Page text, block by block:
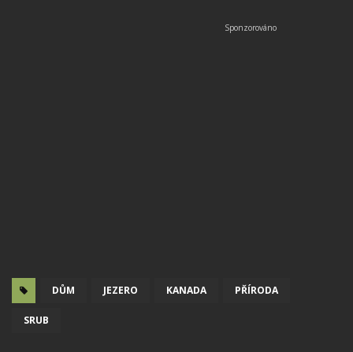
DŮM JEZERO KANADA PŘÍRODA
SRUB